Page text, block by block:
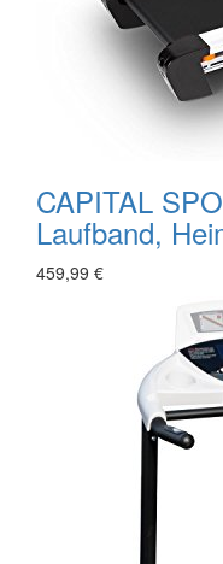
CAPITAL
Laufband,
459,99 €